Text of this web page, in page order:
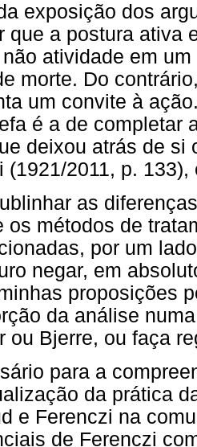
exposição dos
que a postura ativa
atividade em
morte. Do
um convite à
é a de completar
deixou atrás de
(1921/2011, p.
as
os métodos de
por um
negar, em
proposições
da análise
ou Bjerre, ou faça
para a
da prática
e Ferenczi na
de Ferenczi